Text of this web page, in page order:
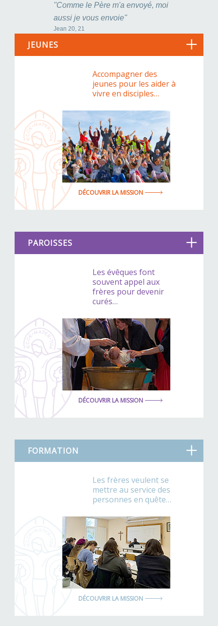
''Comme le Père m'a envoyé, moi
aussi je vous envoie''
Jean 20, 21
JEUNES
Accompagner des
jeunes pour les aider à
vivre en disciples…
DÉCOUVRIR LA MISSION
PAROISSES
Les évêques font
souvent appel aux
frères pour devenir
curés…
DÉCOUVRIR LA MISSION
FORMATION
Les frères veulent se
mettre au service des
personnes en quête…
DÉCOUVRIR LA MISSION